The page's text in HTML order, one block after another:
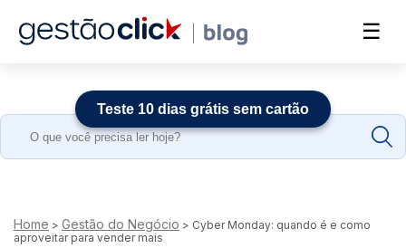
☰
Search
Home > Gestão do Negócio > Cyber Monday: quando é e como
aproveitar para vender mais
Teste 10 dias grátis sem cartão